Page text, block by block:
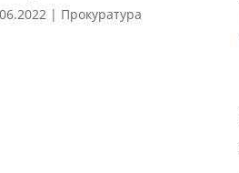
| Прокуратура